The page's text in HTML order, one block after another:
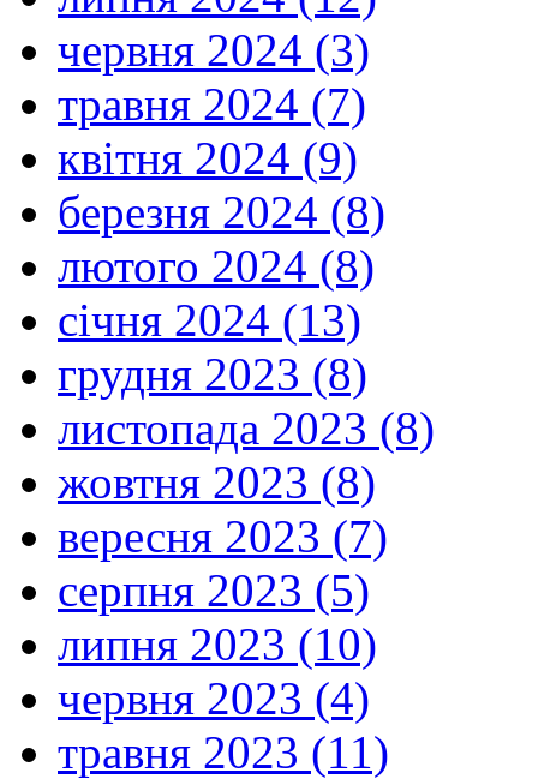
червня 2024 (3)
травня 2024 (7)
квітня 2024 (9)
березня 2024 (8)
лютого 2024 (8)
січня 2024 (13)
грудня 2023 (8)
листопада 2023 (8)
жовтня 2023 (8)
вересня 2023 (7)
серпня 2023 (5)
липня 2023 (10)
червня 2023 (4)
травня 2023 (11)